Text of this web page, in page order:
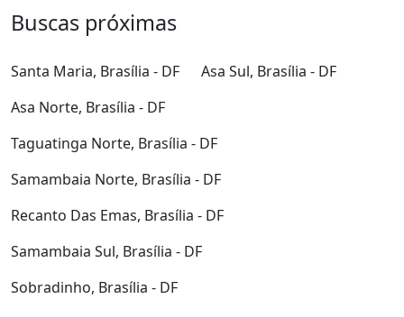
Buscas próximas
Santa Maria, Brasília - DF
Asa Sul, Brasília - DF
Asa Norte, Brasília - DF
Taguatinga Norte, Brasília - DF
Samambaia Norte, Brasília - DF
Recanto Das Emas, Brasília - DF
Samambaia Sul, Brasília - DF
Sobradinho, Brasília - DF